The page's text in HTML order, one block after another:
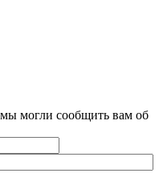
могли сообщить вам об